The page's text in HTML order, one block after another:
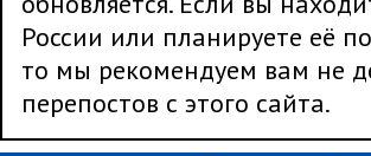
России или планируете её
то мы рекомендуем вам не
перепостов с этого сайта.